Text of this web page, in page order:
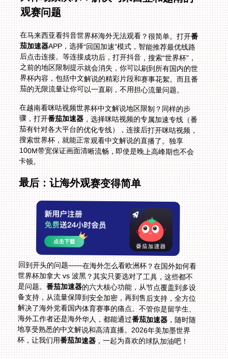
观赛问题
在马来西亚看抖音世界杯海外无法观看？很简单。打开番
茄加速器APP，选择“回国加速”模式，智能推荐最优线路
后点击连接。等连接成功后，打开抖音，搜索“世界杯”，
之前的地区限制提示就会消失，你可以刷到所有国内的世
界杯内容，包括中文解说的精彩片段和赛事花絮。而且番
茄的无限流量让你可以一直刷，不用担心流量问题。
在越南看咪咕视频世界杯中文解说地区限制？同样的步
骤，打开番茄加速器，选择咪咕视频的专属加速专线（番
茄有针对各大平台的优化专线），连接后打开咪咕视频，
搜索世界杯，就能正常观看中文解说的直播了。独享
100M带宽保证画面清晰流畅，即使是晚上高峰期也不会
卡顿。
最后：让海外观赛变得简单
回到开头的问题——在海外怎么看欧洲杯？在国外如何看
世界杯加拿大 vs 波黑？其实只要选对了工具，这些都不
是问题。番茄加速器的六大核心功能，从节点覆盖到多设
备支持，从流量保障到安全加密，再到售后支持，全方位
解决了海外党看国内体育赛事的痛点。不管你是留学生、
海外工作者还是海外华人，都能通过番茄加速器，随时随
地享受熟悉的中文解说和高清直播。2026年美加墨世界
杯，让我们用番茄加速器，一起为喜欢的球队加油吧！